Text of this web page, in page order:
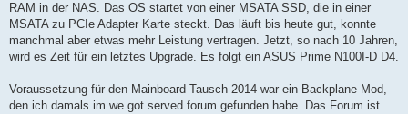
RAM in der NAS. Das OS startet von einer MSATA SSD, die in einer
MSATA zu PCIe Adapter Karte steckt. Das läuft bis heute gut, konnte
manchmal aber etwas mehr Leistung vertragen. Jetzt, so nach 10 Jahren,
wird es Zeit für ein letztes Upgrade. Es folgt ein ASUS Prime N100I-D D4.
Voraussetzung für den Mainboard Tausch 2014 war ein Backplane Mod,
den ich damals im we got served forum gefunden habe. Das Forum ist